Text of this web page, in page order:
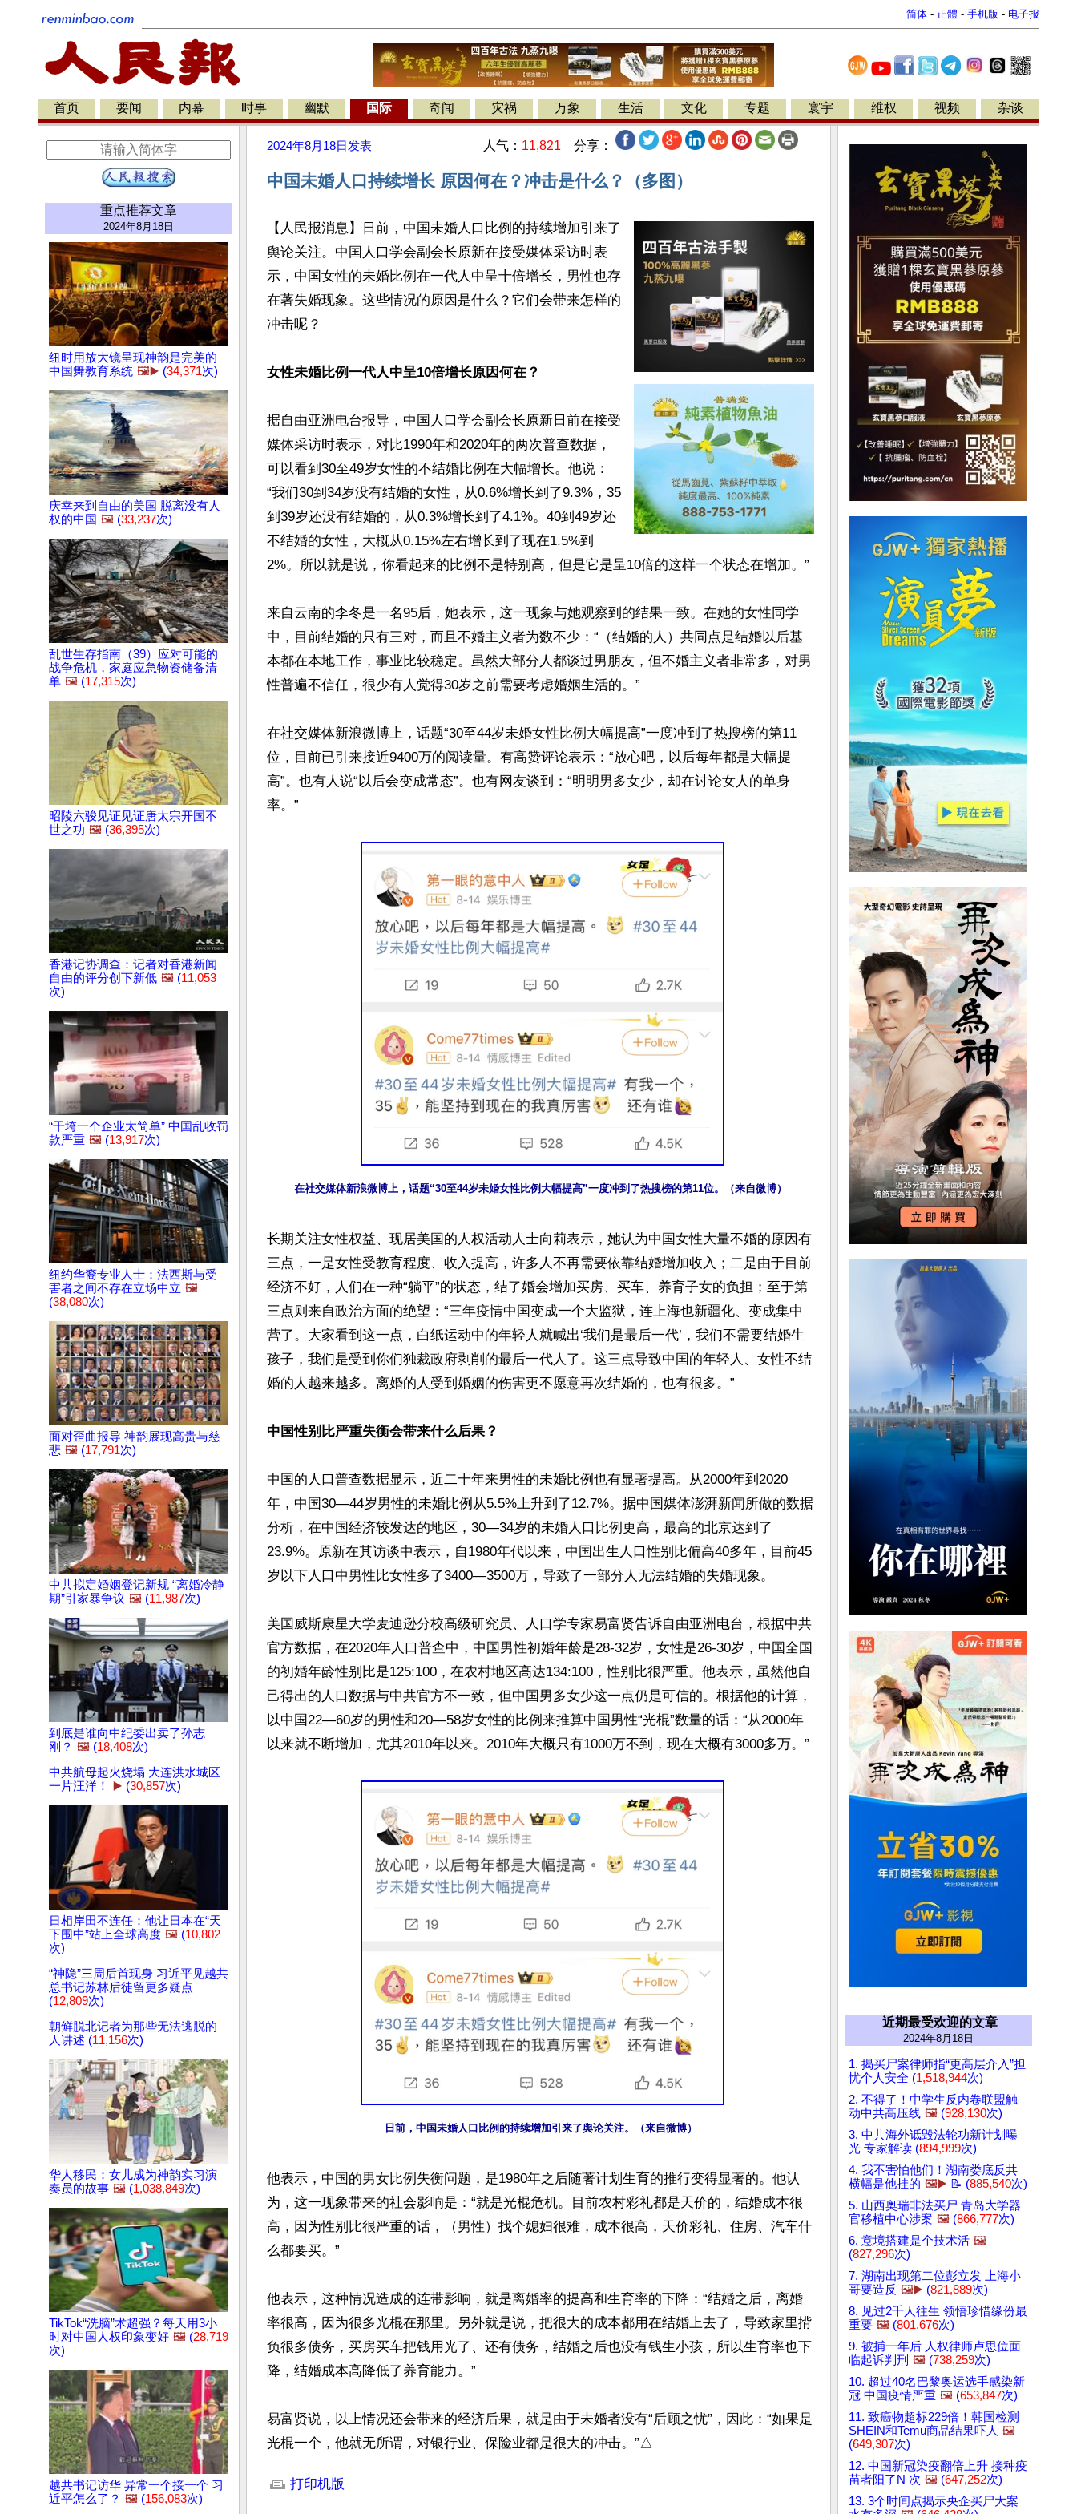
简体 - 正體 - 手机版 - 电子报
首页 要闻 内幕 时事 幽默 国际 奇闻 灾祸 万象 生活 文化 专题 寰宇 维权 视频 杂谈
重点推荐文章
2024年8月18日
纽时用放大镜呈现神韵是完美的
中国舞教育系统 🖼️▶️ (34,371次)
庆幸来到自由的美国 脱离没有人
权的中国 🖼️ (33,237次)
乱世生存指南（39）应对可能的
战争危机，家庭应急物资储备清
单 🖼️ (17,315次)
昭陵六骏见证见证唐太宗开国不
世之功 🖼️ (36,395次)
香港记协调查：记者对香港新闻
自由的评分创下新低 🖼️ (11,053
次)
“干垮一个企业太简单” 中国乱收罚
款严重 🖼️ (13,917次)
纽约华裔专业人士：法西斯与受
害者之间不存在立场中立 🖼️
(38,080次)
面对歪曲报导 神韵展现高贵与慈
悲 🖼️ (17,791次)
中共拟定婚姻登记新规 “离婚冷静
期”引家暴争议 🖼️ (11,987次)
到底是谁向中纪委出卖了孙志
刚？ 🖼️ (18,408次)
中共航母起火烧塌 大连洪水城区
一片汪洋！
▶️ (30,857次)
日相岸田不连任：他让日本在“天
下围中”站上全球高度 🖼️ (10,802
次)
“神隐”三周后首现身 习近平见越共
总书记苏林后徒留更多疑点
(12,809次)
朝鲜脱北记者为那些无法逃脱的
人讲述 (11,156次)
华人移民：女儿成为神韵实习演
奏员的故事 🖼️ (1,038,849次)
TikTok“洗脑”术超强？每天用3小
时对中国人权印象变好 🖼️ (28,719
次)
越共书记访华 异常一个接一个 习
近平怎么了？ 🖼️ (156,083次)
2024年8月18日 发表 人气： 11,821 分享：
中国未婚人口持续增长 原因何在？冲击是什么？（多图）
【人民报消息】日前，中国未婚人口比例的持续增加引来了
舆论关注。中国人口学会副会长原新在接受媒体采访时表
示，中国女性的未婚比例在一代人中呈十倍增长，男性也存
在著失婚现象。这些情况的原因是什么？它们会带来怎样的
冲击呢？
女性未婚比例一代人中呈10倍增长原因何在？
据自由亚洲电台报导，中国人口学会副会长原新日前在接受
媒体采访时表示，对比1990年和2020年的两次普查数据，
可以看到30至49岁女性的不结婚比例在大幅增长。他说：
“我们30到34岁没有结婚的女性，从0.6%增长到了9.3%，35
到39岁还没有结婚的，从0.3%增长到了4.1%。40到49岁还
不结婚的女性，大概从0.15%左右增长到了现在1.5%到
2%。所以就是说，你看起来的比例不是特别高，但是它是呈10倍的这样一个状态在增加。”
来自云南的李冬是一名95后，她表示，这一现象与她观察到的结果一致。在她的女性同学
中，目前结婚的只有三对，而且不婚主义者为数不少：“（结婚的人）共同点是结婚以后基
本都在本地工作，事业比较稳定。虽然大部分人都谈过男朋友，但不婚主义者非常多，对男
性普遍不信任，很少有人觉得30岁之前需要考虑婚姻生活的。”
在社交媒体新浪微博上，话题“30至44岁未婚女性比例大幅提高”一度冲到了热搜榜的第11
位，目前已引来接近9400万的阅读量。有高赞评论表示：“放心吧，以后每年都是大幅提
高”。也有人说“以后会变成常态”。也有网友谈到：“明明男多女少，却在讨论女人的单身
率。”
在社交媒体新浪微博上，话题“30至44岁未婚女性比例大幅提高”一度冲到了热搜榜的第11位。（来自微博）
长期关注女性权益、现居美国的人权活动人士向莉表示，她认为中国女性大量不婚的原因有
三点，一是女性受教育程度、收入提高，许多人不再需要依靠结婚增加收入；二是由于目前
经济不好，人们在一种“躺平”的状态，结了婚会增加买房、买车、养育子女的负担；至于第
三点则来自政治方面的绝望：“三年疫情中国变成一个大监狱，连上海也新疆化、变成集中
营了。大家看到这一点，白纸运动中的年轻人就喊出‘我们是最后一代’，我们不需要结婚生
孩子，我们是受到你们独裁政府剥削的最后一代人了。这三点导致中国的年轻人、女性不结
婚的人越来越多。离婚的人受到婚姻的伤害更不愿意再次结婚的，也有很多。”
中国性别比严重失衡会带来什么后果？
中国的人口普查数据显示，近二十年来男性的未婚比例也有显著提高。从2000年到2020
年，中国30—44岁男性的未婚比例从5.5%上升到了12.7%。据中国媒体澎湃新闻所做的数据
分析，在中国经济较发达的地区，30—34岁的未婚人口比例更高，最高的北京达到了
23.9%。原新在其访谈中表示，自1980年代以来，中国出生人口性别比偏高40多年，目前45
岁以下人口中男性比女性多了3400—3500万，导致了一部分人无法结婚的失婚现象。
美国威斯康星大学麦迪逊分校高级研究员、人口学专家易富贤告诉自由亚洲电台，根据中共
官方数据，在2020年人口普查中，中国男性初婚年龄是28-32岁，女性是26-30岁，中国全国
的初婚年龄性别比是125:100，在农村地区高达134:100，性别比很严重。他表示，虽然他自
己得出的人口数据与中共官方不一致，但中国男多女少这一点仍是可信的。根据他的计算，
以中国22—60岁的男性和20—58岁女性的比例来推算中国男性“光棍”数量的话：“从2000年
以来就不断增加，尤其2010年以来。2010年大概只有1000万不到，现在大概有3000多万。”
日前，中国未婚人口比例的持续增加引来了舆论关注。（来自微博）
他表示，中国的男女比例失衡问题，是1980年之后随著计划生育的推行变得显著的。他认
为，这一现象带来的社会影响是：“就是光棍危机。目前农村彩礼都是天价的，结婚成本很
高，因为性别比很严重的话，（男性）找个媳妇很难，成本很高，天价彩礼、住房、汽车什
么都要买。”
他表示，这种情况造成的连带影响，就是离婚率的提高和生育率的下降：“结婚之后，离婚
率很高，因为很多光棍在那里。另外就是说，把很大的成本都用在结婚上去了，导致家里揹
负很多债务，买房买车把钱用光了、还有债务，结婚之后也没有钱生小孩，所以生育率也下
降，结婚成本高降低了养育能力。”
易富贤说，以上情况还会带来的经济后果，就是由于未婚者没有“后顾之忧”，因此：“如果是
光棍一个，他就无所谓，对银行业、保险业都是很大的冲击。”△
打印机版
近期最受欢迎的文章
2024年8月18日
1. 揭买尸案律师指“更高层介入”担
忧个人安全 (1,518,944次)
2. 不得了！中学生反内卷联盟触
动中共高压线 🖼️ (928,130次)
3. 中共海外诋毁法轮功新计划曝
光 专家解读 (894,999次)
4. 我不害怕他们！湖南娄底反共
横幅是他挂的 🖼️▶️ 📝 (885,540次)
5. 山西奥瑞非法买尸 青岛大学器
官移植中心涉案 🖼️ (866,777次)
6. 意境搭建是个技术活 🖼️
(827,296次)
7. 湖南出现第二位彭立发 上海小
哥要造反 🖼️▶️ (821,889次)
8. 见过2千人往生 领悟珍惜缘份最
重要 🖼️ (801,676次)
9. 被捕一年后 人权律师卢思位面
临起诉判刑 🖼️ (738,259次)
10. 超过40名巴黎奥运选手感染新
冠 中国疫情严重 🖼️ (653,847次)
11. 致癌物超标229倍！韩国检测
SHEIN和Temu商品结果吓人 🖼️
(649,307次)
12. 中国新冠染疫翻倍上升 接种疫
苗者阳了N 次 🖼️ (647,252次)
13. 3个时间点揭示央企买尸大案